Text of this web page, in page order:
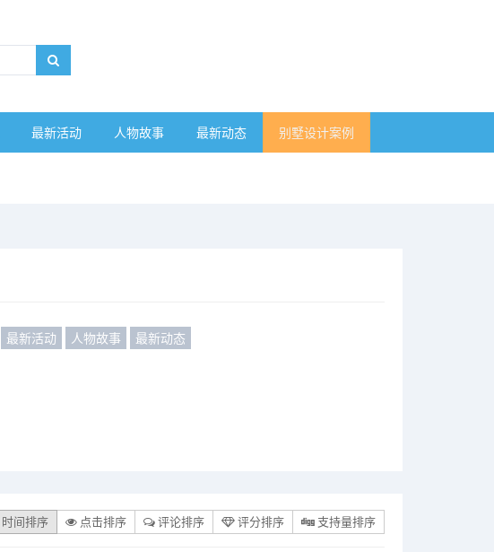
最新活动 人物故事 最新动态 别墅设计案例
最新活动 人物故事
最新动态
时间排序 点击排序 评论排序 评分排序 支持量排序